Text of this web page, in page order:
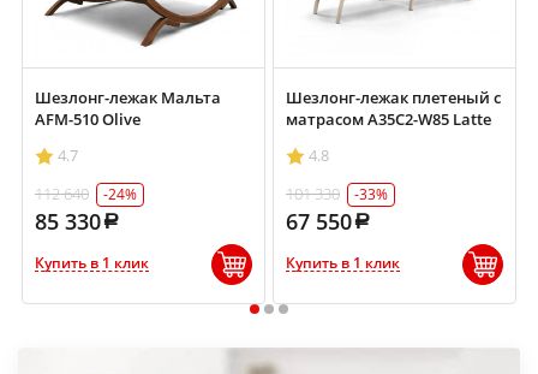
Шезлонг-лежак Мальта
AFM-510 Olive
4.7
112 640
-24%
85 330
Купить в 1 клик
Шезлонг-лежак плетеный с
матрасом A35C2-W85 Latte
4.8
101 330
-33%
67 550
Купить в 1 клик
1 2 3